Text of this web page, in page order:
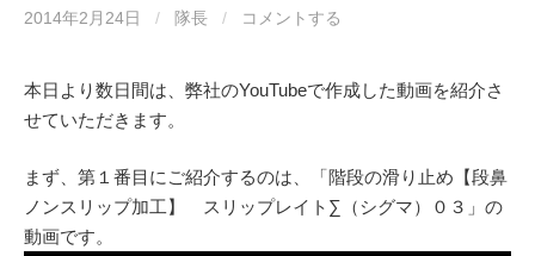
2014年2月24日 / 隊長 / コメントする
本日より数日間は、弊社のYouTubeで作成した動画を紹介さ
せていただきます。
まず、第１番目にご紹介するのは、「階段の滑り止め【段鼻
ノンスリップ加工】 スリップレイト∑（シグマ）０３」の
動画です。